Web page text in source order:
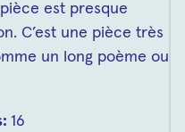
est presque
C’est une pièce très
un long poème ou
16